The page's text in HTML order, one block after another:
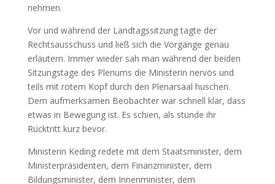
nehmen.
Vor und während der Landtagssitzung tagte der
Rechtsausschuss und ließ sich die Vorgänge genau
erläutern. Immer wieder sah man während der beiden
Sitzungstage des Plenums die Ministerin nervös und
teils mit rotem Kopf durch den Plenarsaal huschen.
Dem aufmerksamen Beobachter war schnell klar, dass
etwas in Bewegung ist. Es schien, als stünde ihr
Rücktritt kurz bevor.
Ministerin Keding redete mit dem Staatsminister, dem
Ministerpräsidenten, dem Finanzminister, dem
Bildungsminister, dem Innenminister, dem